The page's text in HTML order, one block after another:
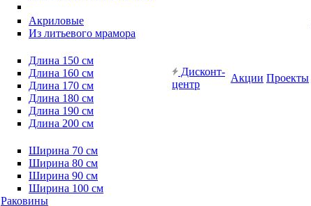
Акриловые
Из литьевого мрамора
Длина 150 см
Длина 160 см
Длина 170 см
Длина 180 см
Длина 190 см
Длина 200 см
Ширина 70 см
Ширина 80 см
Ширина 90 см
Ширина 100 см
Раковины
Дисконт-
центр
Акции Проекты